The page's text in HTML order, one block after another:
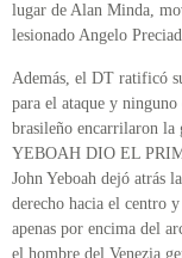
lugar de Alan Minda,
lesionado Angelo
Además, el DT ratificó
para el ataque y
brasileño encarrilaron la
YEBOAH DIO EL
John Yeboah dejó atrás
derecho hacia el centro
apenas por encima del
el hombre del Venezia